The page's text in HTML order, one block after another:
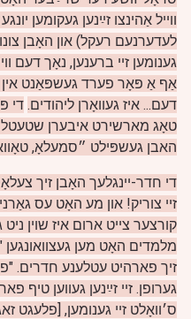
ווייל אַהינצו זײַנען געקומען
לעדערנעם רעקל) און האָבן
גענומען זיי ברענען, נאָך דעם
אַף אַ פּאָר פערד געשפּאַנט אין
דעם... איז געוואָרן ליהודים. די
טאָג מארשירט איבערן שטעטל
האבן געשפּילט ״סמעלאָ,
די חדר-יינגלעך האָבן זיך
זיי צוריק! און מע האָט עס
קורצער צייט ארום איז שוין ניט
מלמדים האָט מען געצוואונגען
זיך פארהיט עטלענע חדרים.
גערופן. זיי זײַנען געווען טיף
ס׳וואָלט זיי גענומען,